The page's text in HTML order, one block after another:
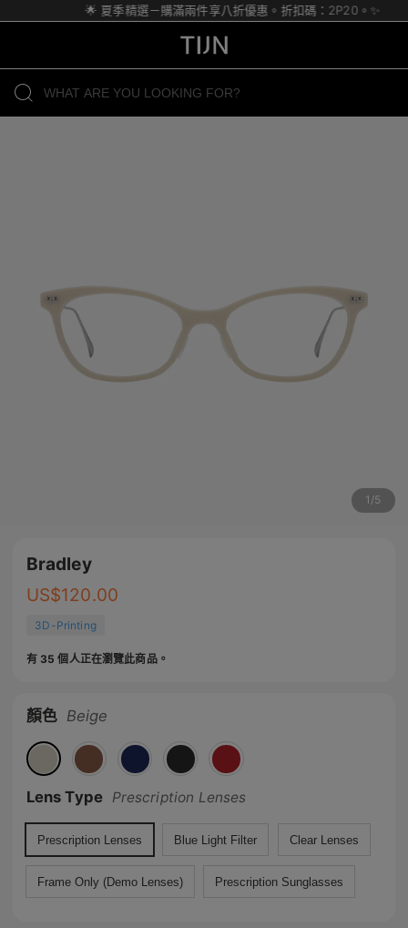
🌟 夏季精選－購滿兩件享八折優惠。折扣碼：2P20。✨
1 /5
Bradley
US$120.00
3D-Printing
有 35 個人正在瀏覽此商品。
顏色 Beige
Lens Type Prescription Lenses
Prescription Lenses Blue Light Filter Clear Lenses
Frame Only (Demo Lenses) Prescription Sunglasses